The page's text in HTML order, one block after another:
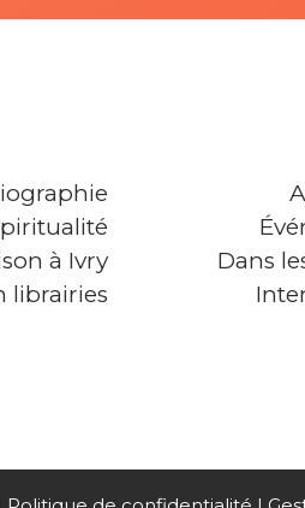
à Ivry
librairies
Dans